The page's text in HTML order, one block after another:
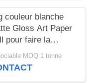
couleur blanche
Gloss Art Paper
pour faire la
de société
MOQ:1 tonne